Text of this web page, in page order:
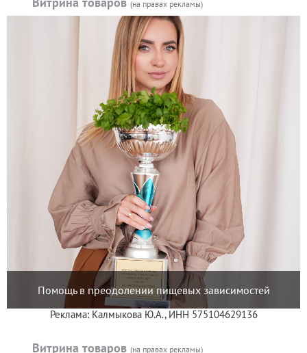
(на правах рекламы)
Помощь в преодолении пищевых зависимостей
Реклама: Калмыкова Ю.А., ИНН 575104629136
Витрина товаров (на правах рекламы)